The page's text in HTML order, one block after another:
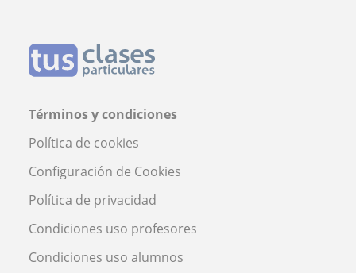
Términos y condiciones
Política de cookies
Configuración de Cookies
Política de privacidad
Condiciones uso profesores
Condiciones uso alumnos